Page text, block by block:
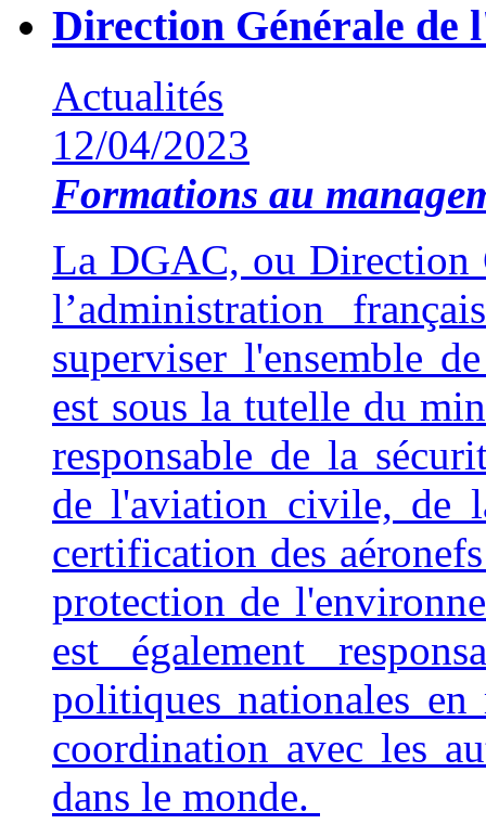
Direction Générale de
Actualités
12/04/2023
Formations au
La DGAC, ou Direction
l’administration
superviser l'ensemble
est sous la tutelle du
responsable de la
de l'aviation civile, de
certification des
protection de
est également
politiques nationales
coordination avec les
dans le monde.